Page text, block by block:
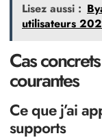
Lisez aussi :
utilisateurs
Cas
courantes
Ce que j’ai
supports